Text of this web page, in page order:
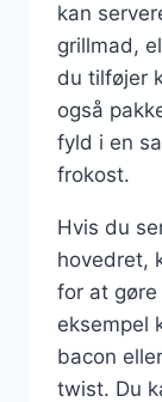
kan
grillmad,
du tilføjer
også
fyld i en
frokost.
Hvis du
hovedret,
for at
eksempel
bacon
twist. Du